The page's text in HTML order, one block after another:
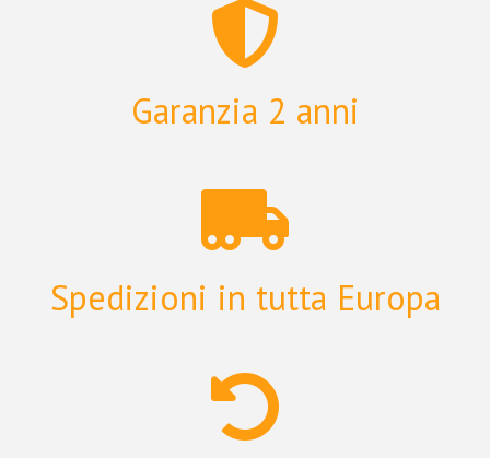
Garanzia 2 anni
Spedizioni in tutta Europa